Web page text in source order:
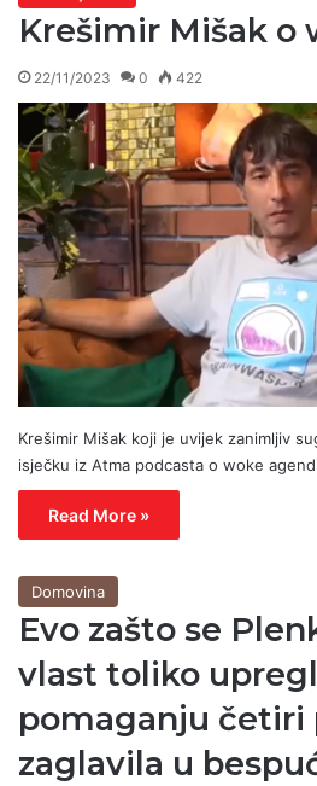
Krešimir Mišak o
22/11/2023 0 422
Krešimir Mišak koji je uvijek zanimljiv
isječku iz Atma podcasta o woke
Read More »
Domovina
Evo zašto se
vlast toliko
pomaganju četiri
zaglavila u